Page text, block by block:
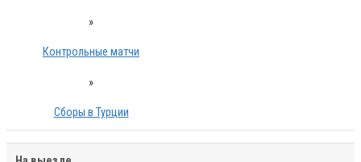
»
Контрольные матчи
»
Сборы в Турции